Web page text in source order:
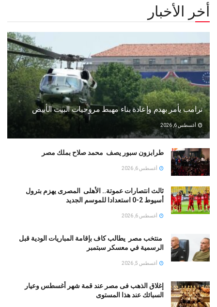
أخر الأخبار
ترامب يأمر بهدم وإعادة بناء مهبط مروحيات البيت الأبيض
أغسطس 6, 2026
طرابزون سبور يصف محمد صلاح بملك مصر
أغسطس 6, 2026
ثالث انتصارات عموتة.. الأهلى المصرى يهزم بترول
أسيوط 2-0 استعدادا للموسم الجديد
أغسطس 6, 2026
منتخب مصر يطالب كاف بإقامة المباريات الودية قبل
الرسمية في معسكر سبتمبر
أغسطس 5, 2026
إغلاق الذهب فى مصر عند قمة شهر أغسطس وعيار
السبائك عند هذا المستوى